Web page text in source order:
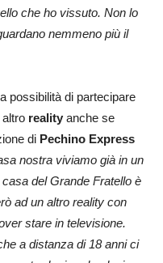
che ho vissuto. Non lo
nemmeno più il
possibilità di partecipare
reality anche se
di Pechino Express
nostra viviamo già in un
del Grande Fratello è
ad un altro reality con
stare in televisione.
a distanza di 18 anni ci